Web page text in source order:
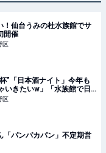
！仙台うみの杜水族館でサ
開催
区
"「日本酒ナイト」今年も
いきたいw」「水族館で日
と話題に
区
「パンパカパン」不定期営